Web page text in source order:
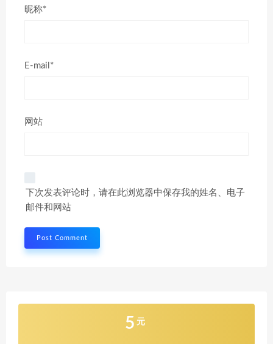
昵称*
E-mail*
网站
下次发表评论时，请在此浏览器中保存我的姓名、电子
邮件和网站
5 元